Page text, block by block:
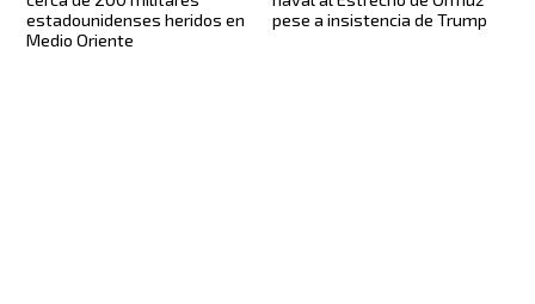
estadounidenses heridos en
Medio Oriente
pese a insistencia de Trump